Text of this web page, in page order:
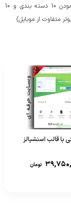
درج لوگو و صفحه درباره ما و تماس با ما ، اضافه نمودن 10 دسته بندی و 10
با قالب اسنشیالز
تومان